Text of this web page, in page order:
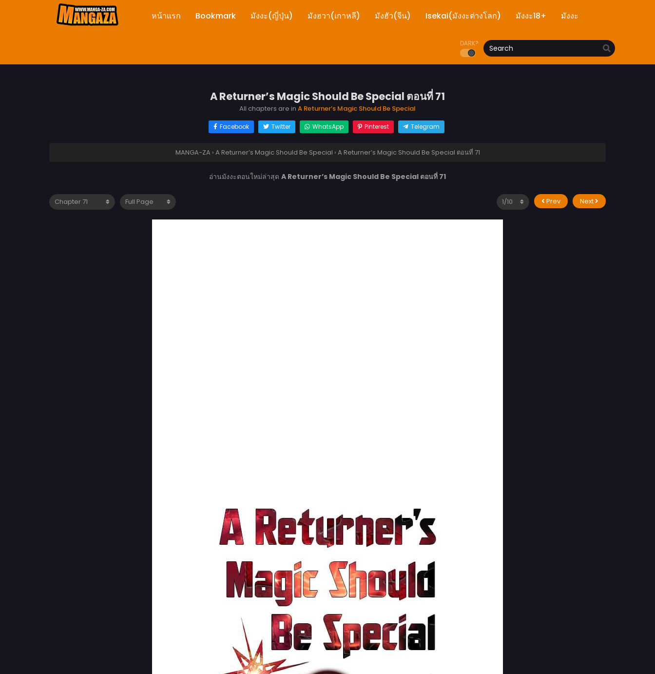
หน้าแรก Bookmark มังงะ(ญี่ปุ่น) มังฮวา(เกาหลี) มังฮัว(จีน) Isekai(มังงะต่างโลก) มังงะ18+ มังงะ
DARK?
A Returner’s Magic Should Be Special ตอนที่ 71
All chapters are in A Returner’s Magic Should Be Special
Facebook Twitter WhatsApp Pinterest Telegram
MANGA-ZA › A Returner’s Magic Should Be Special › A Returner’s Magic Should Be Special ตอนที่ 71
อ่านมังงะตอนใหม่ล่าสุด A Returner’s Magic Should Be Special ตอนที่ 71
Prev Next